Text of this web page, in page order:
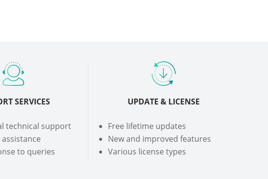
SERVICES
technical support
to queries
UPDATE & LICENSE
Free lifetime updates
New and improved features
Various license types